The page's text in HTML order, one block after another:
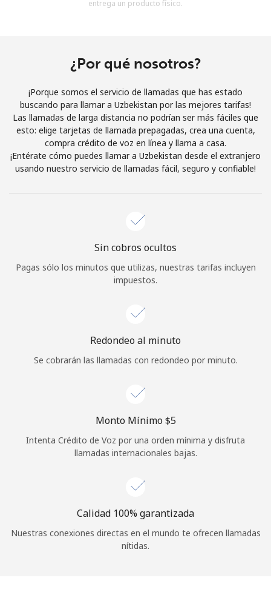
Al abrir una cuenta en este sitio web, estoy de acuerdo con
Únete
¡Hola!
Inicia sesión oREGÍSTRATE →
¿Olvidaste tu contraseña? →
Iniciar Sesión
entrega un producto físico.
¿Por qué nosotros?
¡Porque somos el servicio de llamadas que has estado
buscando para llamar a Uzbekistan por las mejores tarifas!
Las llamadas de larga distancia no podrían ser más fáciles que
esto: elige tarjetas de llamada prepagadas, crea una cuenta,
compra crédito de voz en línea y llama a casa.
¡Entérate cómo puedes llamar a Uzbekistan desde el extranjero
usando nuestro servicio de llamadas fácil, seguro y confiable!
Sin cobros ocultos
Pagas sólo los minutos que utilizas, nuestras tarifas incluyen
impuestos.
Redondeo al minuto
Se cobrarán las llamadas con redondeo por minuto.
Monto Mínimo ⁦$5⁩
Intenta Crédito de Voz por una orden mínima y disfruta
llamadas internacionales bajas.
Calidad 100% garantizada
Nuestras conexiones directas en el mundo te ofrecen llamadas
nítidas.